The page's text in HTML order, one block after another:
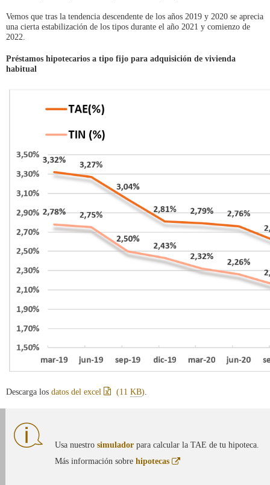
Vemos que tras la tendencia descendente de los años 2019 y 2020 se aprecia
una cierta estabilización de los tipos durante el año 2021 y comienzo de
2022.
Préstamos hipotecarios a tipo fijo para adquisición de vivienda
habitual
Descarga los datos del excel (11 KB)
Usa nuestro simulador para calcular la TAE de tu hipoteca.
Más información sobre hipotecas
Abre